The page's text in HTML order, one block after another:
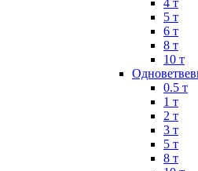
4 т
5 т
6 т
8 т
10 т
0.5 т
1 т
2 т
3 т
5 т
8 т